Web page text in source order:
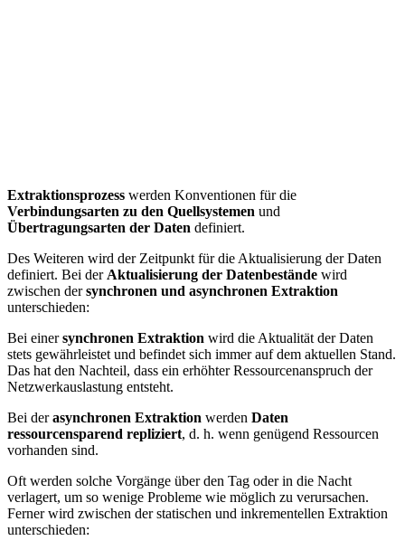
Extraktionsprozess werden Konventionen für die
Verbindungsarten zu den Quellsystemen und
Übertragungsarten der Daten definiert.
Des Weiteren wird der Zeitpunkt für die Aktualisierung der Daten
definiert. Bei der Aktualisierung der Datenbestände wird
zwischen dersynchronen und asynchronen Extraktion
unterschieden:
Bei einersynchronen Extraktion wird die Aktualität der Daten
stets gewährleistet und befindet sich immer auf dem aktuellen Stand.
Das hat den Nachteil, dass ein erhöhter Ressourcenanspruch der
Netzwerkauslastung entsteht.
Bei derasynchronen Extraktion werden Daten
ressourcensparend repliziert, d. h. wenn genügend Ressourcen
vorhanden sind.
Oft werden solche Vorgänge über den Tag oder in die Nacht
verlagert, um so wenige Probleme wie möglich zu verursachen.
Ferner wird zwischen der statischen und inkrementellen Extraktion
unterschieden: